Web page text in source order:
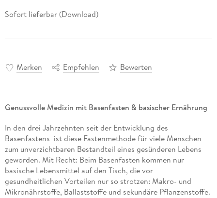
Sofort lieferbar (Download)
Merken Empfehlen Bewerten
Genussvolle Medizin mit Basenfasten & basischer Ernährung
In den drei Jahrzehnten seit der Entwicklung des
Basenfastens ist diese Fastenmethode für viele Menschen
zum unverzichtbaren Bestandteil eines gesünderen Lebens
geworden. Mit Recht: Beim Basenfasten kommen nur
basische Lebensmittel auf den Tisch, die vor
gesundheitlichen Vorteilen nur so strotzen: Makro- und
Mikronährstoffe, Ballaststoffe und sekundäre Pflanzenstoffe.